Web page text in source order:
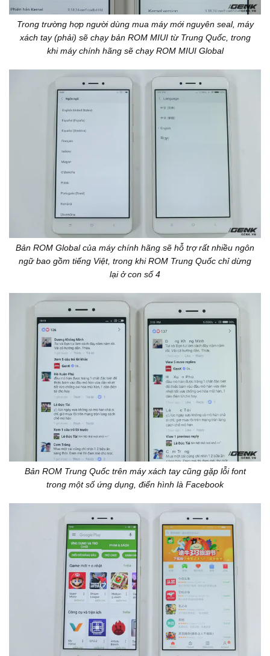
Trong trường hợp người dùng mua máy mới nguyên seal, máy
xách tay (phải) sẽ chạy bản ROM MIUI từ Trung Quốc, trong
khi máy chính hãng sẽ chạy ROM MIUI Global
Bản ROM Global của máy chính hãng sẽ hỗ trợ rất nhiều ngôn
ngữ bao gồm tiếng Việt, trong khi ROM Trung Quốc chỉ dừng
lại ở con số 4
Bản ROM Trung Quốc trên máy xách tay cũng gặp lỗi font
trong một số ứng dụng, điển hình là Facebook